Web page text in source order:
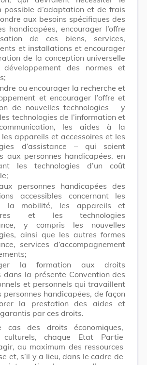
possible d’adaptation et de frais
aux besoins spécifiques des
handicapées, encourager l’offre
de ces biens, services,
et installations et encourager
de la conception universelle
des normes et
ou encourager la recherche et
et encourager l’offre et
de nouvelles technologies – y
technologies de l’information et
les aides à la
appareils et accessoires et les
d’assistance – qui soient
aux personnes handicapées, en
les technologies d’un coût
personnes handicapées des
accessibles concernant les
la mobilité, les appareils et
et les technologies
y compris les nouvelles
ainsi que les autres formes
services d’accompagnement
la formation aux droits
dans la présente Convention des
et personnels qui travaillent
personnes handicapées, de façon
la prestation des aides et
par ces droits.
cas des droits économiques,
chaque Etat Partie
au maximum des ressources
et, s’il y a lieu, dans le cadre de